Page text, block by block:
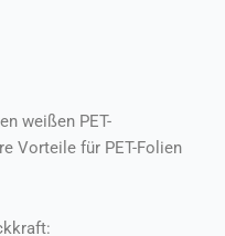
weißen PET-
Vorteile für PET-Folien